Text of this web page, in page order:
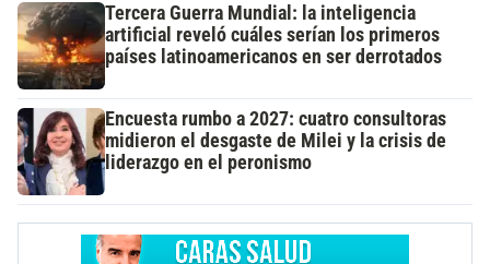
Tercera Guerra Mundial: la inteligencia
artificial reveló cuáles serían los primeros
países latinoamericanos en ser derrotados
Encuesta rumbo a 2027: cuatro consultoras
midieron el desgaste de Milei y la crisis de
liderazgo en el peronismo